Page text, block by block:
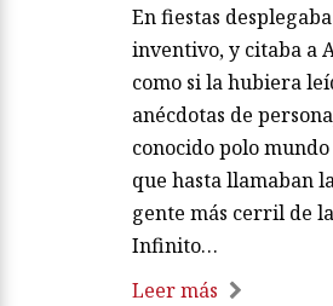
En fiestas
inventivo, y citaba a
como si la hubiera
anécdotas de
conocido polo
que hasta llamaban
gente más cerril de
Infinito…
Leer más